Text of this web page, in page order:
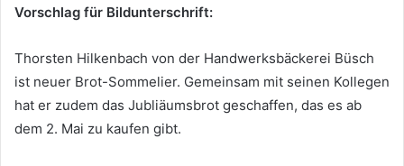
Vorschlag für Bildunterschrift:
Thorsten Hilkenbach von der Handwerksbäckerei Büsch
ist neuer Brot-Sommelier. Gemeinsam mit seinen Kollegen
hat er zudem das Jubliäumsbrot geschaffen, das es ab
dem 2. Mai zu kaufen gibt.